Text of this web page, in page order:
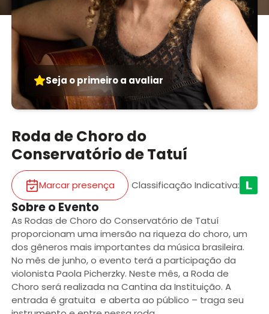
Seja o primeiro a avaliar
Roda de Choro do
Conservatório de Tatuí
Marcar presença Classificação Indicativa:
Sobre o Evento
As Rodas de Choro do Conservatório de Tatuí
proporcionam uma imersão na riqueza do choro, um
dos gêneros mais importantes da música brasileira.
No mês de junho, o evento terá a participação da
violonista Paola Picherzky. Neste mês, a Roda de
Choro será realizada na Cantina da Instituição. A
entrada é gratuita e aberta ao público – traga seu